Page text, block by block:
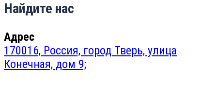
Найдите нас
Адрес
170016, Россия, город Тверь, улица
Конечная, дом 9;